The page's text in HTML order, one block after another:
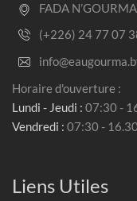
FADA
(+226) 24 77 07
Horaire d'ouverture :
Lundi - Jeudi : 07:30 -
Vendredi : 07:30 -
Liens Utiles